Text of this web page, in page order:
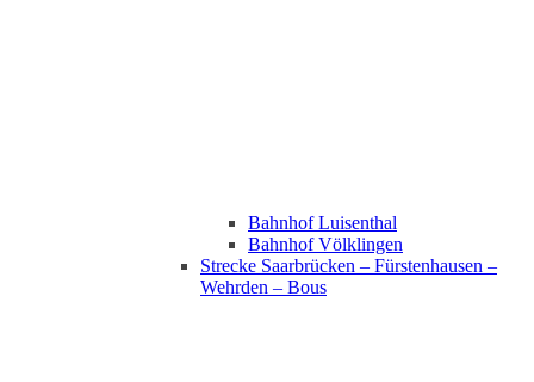
Bahnhof Luisenthal
Bahnhof Völklingen
Strecke Saarbrücken – Fürstenhausen –
Wehrden – Bous